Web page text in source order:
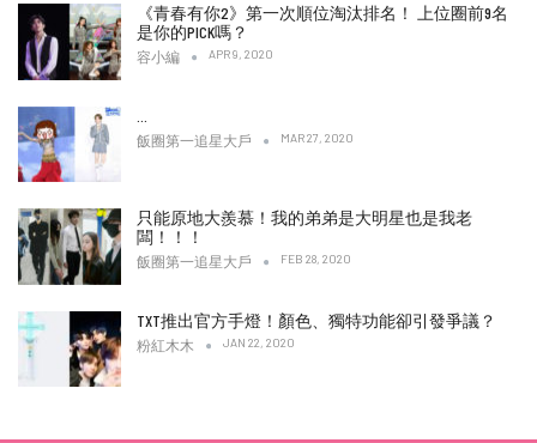
《青春有你2》第一次順位淘汰排名！ 上位圈前9名
是你的PICK嗎？
容小編 APR 9, 2020
飯圈第一追星大戶 MAR 27, 2020
只能原地大羨慕！我的弟弟是大明星也是我老
闆！！！
飯圈第一追星大戶 FEB 28, 2020
TXT推出官方手燈！顏色、獨特功能卻引發爭議？
粉紅木木 JAN 22, 2020